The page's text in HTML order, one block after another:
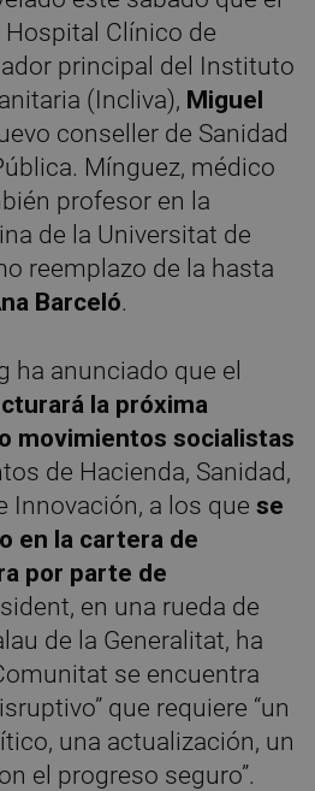
Clínico de
principal del Instituto
(Incliva), Miguel
conseller de Sanidad
Mínguez, médico
profesor en la
de la Universitat de
reemplazo de la hasta
Barceló.
ha anunciado que el
la próxima
movimientos socialistas
de Hacienda, Sanidad,
Innovación, a los que se
en la cartera de
por parte de
en una rueda de
de la Generalitat, ha
se encuentra
que requiere “un
una actualización, un
el progreso seguro”.